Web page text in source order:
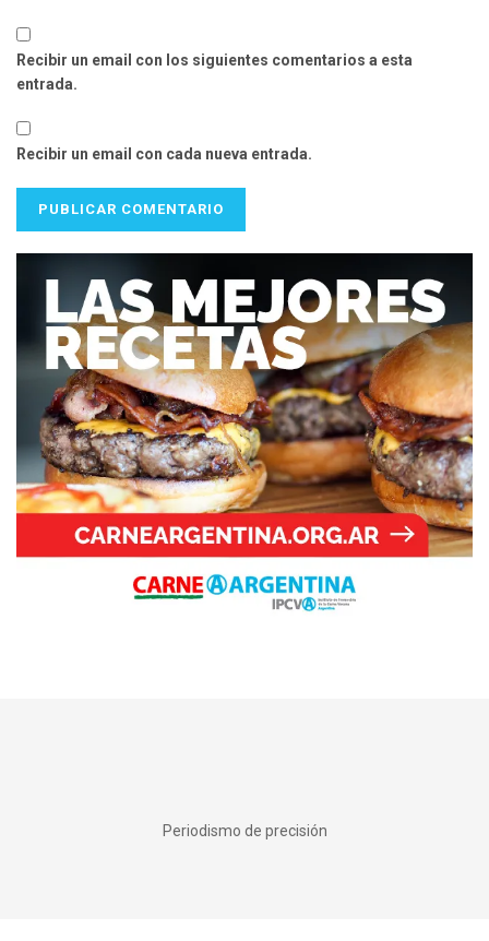
Recibir un email con los siguientes comentarios a esta
entrada.
Recibir un email con cada nueva entrada.
Periodismo de precisión